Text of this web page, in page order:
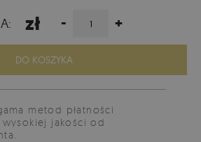
zł - +
DO KOSZYKA
metod płatności
wysokiej jakości od